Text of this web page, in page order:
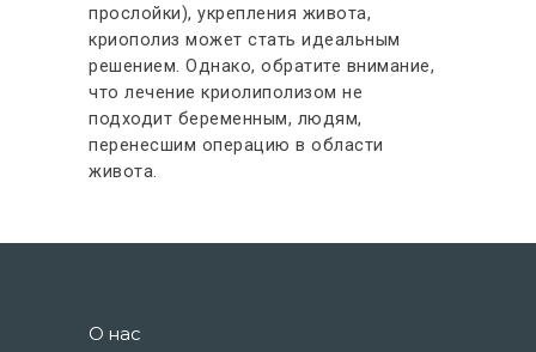
прослойки), укрепления живота,
криополиз может стать идеальным
решением. Однако, обратите внимание,
что лечение криолиполизом не
подходит беременным, людям,
перенесшим операцию в области
живота.
О нас